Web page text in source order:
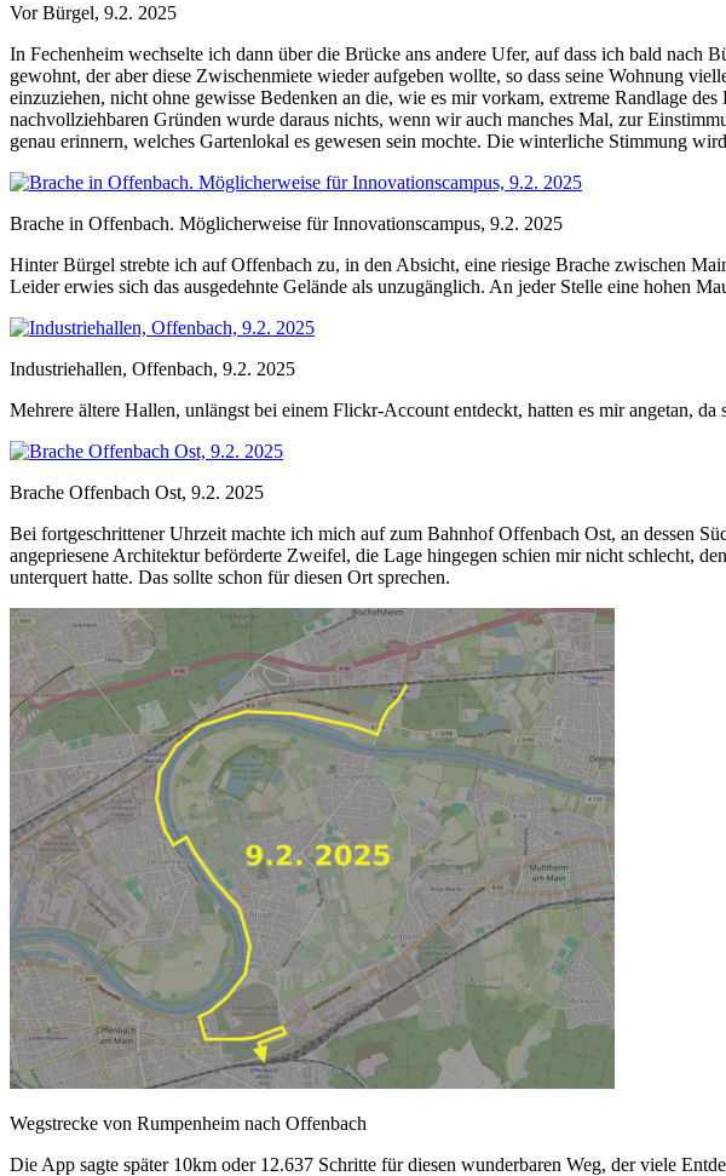
Vor Bürgel, 9.2. 2025
In Fechenheim wechselte ich dann über die Brücke ans andere Ufer, auf dass ich bald
gewohnt, der aber diese Zwischenmiete wieder aufgeben wollte, so dass seine Wohnung
einzuziehen, nicht ohne gewisse Bedenken an die, wie es mir vorkam, extreme Randlage
nachvollziehbaren Gründen wurde daraus nichts, wenn wir auch manches Mal, zur
genau erinnern, welches Gartenlokal es gewesen sein mochte. Die winterliche Stimmung
Brache in Offenbach. Möglicherweise für Innovationscampus, 9.2. 2025
Hinter Bürgel strebte ich auf Offenbach zu, in den Absicht, eine riesige Brache zwischen
Leider erwies sich das ausgedehnte Gelände als unzugänglich. An jeder Stelle eine hohen
Industriehallen, Offenbach, 9.2. 2025
Mehrere ältere Hallen, unlängst bei einem Flickr-Account entdeckt, hatten es mir angetan, da
Brache Offenbach Ost, 9.2. 2025
Bei fortgeschrittener Uhrzeit machte ich mich auf zum Bahnhof Offenbach Ost, an dessen
angepriesene Architektur beförderte Zweifel, die Lage hingegen schien mir nicht schlecht,
unterquert hatte. Das sollte schon für diesen Ort sprechen.
Wegstrecke von Rumpenheim nach Offenbach
Die App sagte später 10km oder 12.637 Schritte für diesen wunderbaren Weg, der viele